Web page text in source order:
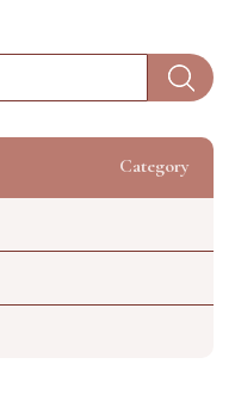
Category